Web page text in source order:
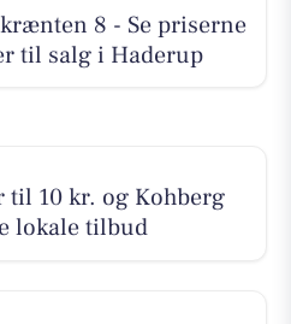
8 - Se priserne
til salg i Haderup
10 kr. og Kohberg
lokale tilbud